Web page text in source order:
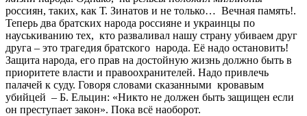
россиян, таких, как Т. Зинатов и не только… Вечная память!.
Теперь два братских народа россияне и украинцы по
науськиванию тех, кто разваливал нашу страну убиваем друг
друга – это трагедия братского народа. Её надо остановить!
Защита народа, его прав на достойную жизнь должно быть в
приоритете власти и правоохранителей. Надо привлечь
палачей к суду. Говоря словами сказанными кровавым
убийцей – Б. Ельцин: «Никто не должен быть защищен если
он преступает закон». Пока всё наоборот.